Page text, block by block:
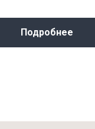
Подробнее